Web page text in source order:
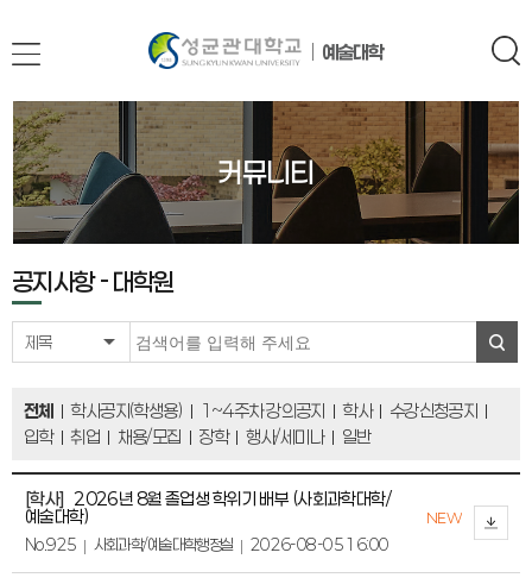
예술대학
커뮤니티
공지사항 - 대학원
제목
전체 학사공지(학생용) 1~4주차 강의공지 학사
수강신청공지
입학
취업 채용/모집 장학 행사/세미나 일반
[학사] 2026년 8월 졸업생 학위기 배부 (사회과학대학/
예술대학)
NEW
No.925 사회과학/예술대학행정실 2026-08-05 16:00